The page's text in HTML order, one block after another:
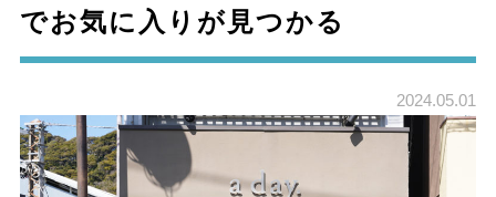
でお気に入りが見つかる
2024.05.01